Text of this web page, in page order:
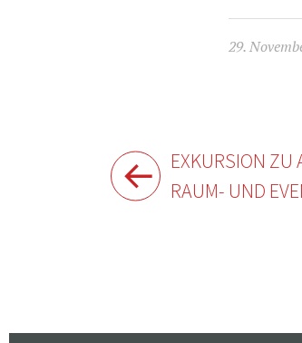
29.
EXKURSION ZU
RAUM- UND